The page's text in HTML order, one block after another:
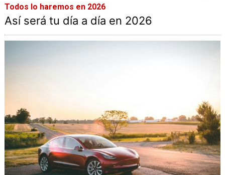
Todos lo haremos en 2026
Así será tu día a día en 2026